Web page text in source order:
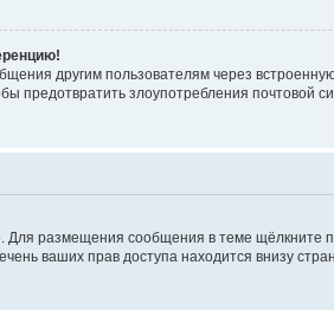
другим пользователям через
предотвратить злоупотребления почтовой
размещения сообщения в теме щёлкните
ваших прав доступа находится внизу